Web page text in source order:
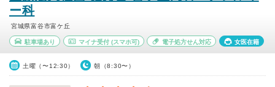
ー科
宮城県富谷市富ケ丘
駐車場あり マイナ受付(スマホ可) 電子処方せん対応 女医在籍
土曜（〜12:30） 朝（8:30〜）